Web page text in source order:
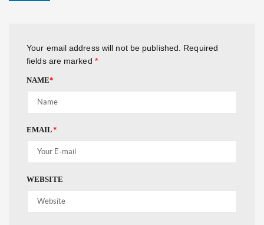
Your email address will not be published.
Required
fields are marked *
NAME*
EMAIL*
WEBSITE